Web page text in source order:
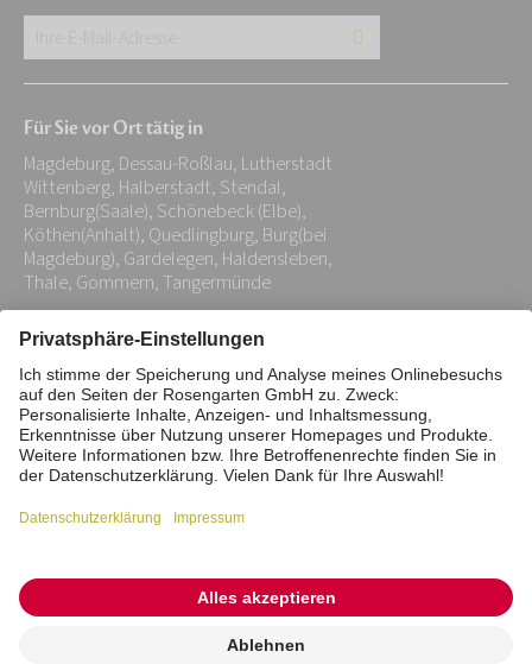
Adresse:
*
Für Sie vor Ort tätig in
Magdeburg, Dessau-Roßlau, Lutherstadt
Wittenberg, Halberstadt, Stendal,
Bernburg(Saale), Schönebeck (Elbe),
Köthen(Anhalt), Quedlingburg, Burg(bei
Magdeburg), Gardelegen, Haldensleben,
Thale, Gommern, Tangermünde
Impressum Datenschutz
Stiftung
Interne Meldestelle
Zahlungsmittel
Barrierefreiheitserklärung
Vertrag widerrufen
© 2026 ROSENGARTEN-Tierbestattung